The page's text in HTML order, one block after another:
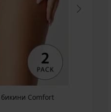
бикини Comfort